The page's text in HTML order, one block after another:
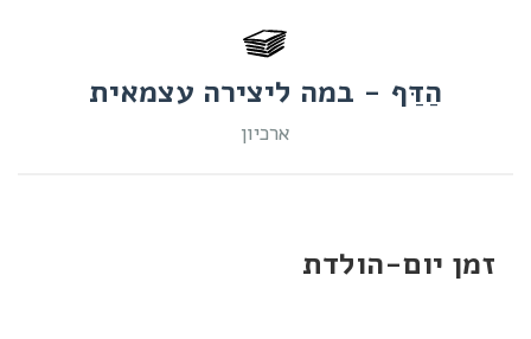
הַדַּף - במה ליצירה עצמאית
ארכיון
זמן יום-הולדת